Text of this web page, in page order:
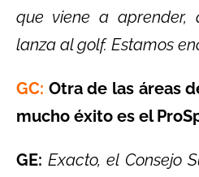
que viene a aprender,
lanza al golf. Estamos
GC: Otra de las áreas
mucho éxito es el
GE: Exacto, el Consejo